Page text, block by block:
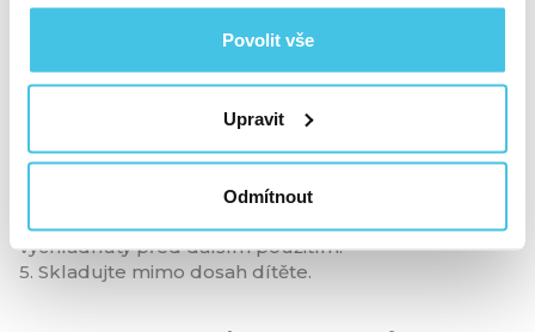
Povolit vše
Upravit
Odmítnout
1. Potraviny mohou zabarvovat silikonový "dudlík".
Proto jej co nejdříve opláchněte po použití.
v horní přihrádce pro příbory.
3. Můžete sterilizovat v mikrovlnné troubě,
převařením, a nebo v parním sterilizátoru. Před
dalším použitím nechte vychladnout.
4. Ujistěte se, že dávkovač je čistý, suchý a
vychladnutý před dalším použitím.
5. Skladujte mimo dosah dítěte.